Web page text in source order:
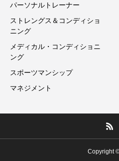
パーソナルトレーナー
ストレングス＆コンディショ
ニング
メディカル・コンディショニ
ング
スポーツマンシップ
マネジメント
Copyright